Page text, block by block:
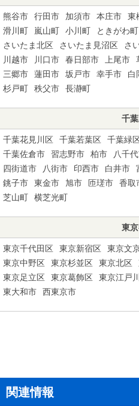
熊谷市 行田市 加須市 本庄市 東
滑川町
嵐山町 小川町 ときがわ町
さいたま北区
さいたま見沼区 さ
川越市
川口市 春日部市 上尾市
三郷市
蓮田市 坂戸市 幸手市 白
杉戸町
秩父市 長瀞町
千
千葉花見川区 千葉若葉区 千葉緑
千葉佐倉市
習志野市 柏市 八千
四街道市
八街市 印西市 白井市
銚子市
東金市 旭市 匝瑳市 香取
芝山町
横芝光町
東
東京千代田区 東京新宿区 東京文
東京中野区
東京杉並区 東京北区
東京足立区
東京葛飾区 東京江戸
東大和市
西東京市
関連情報